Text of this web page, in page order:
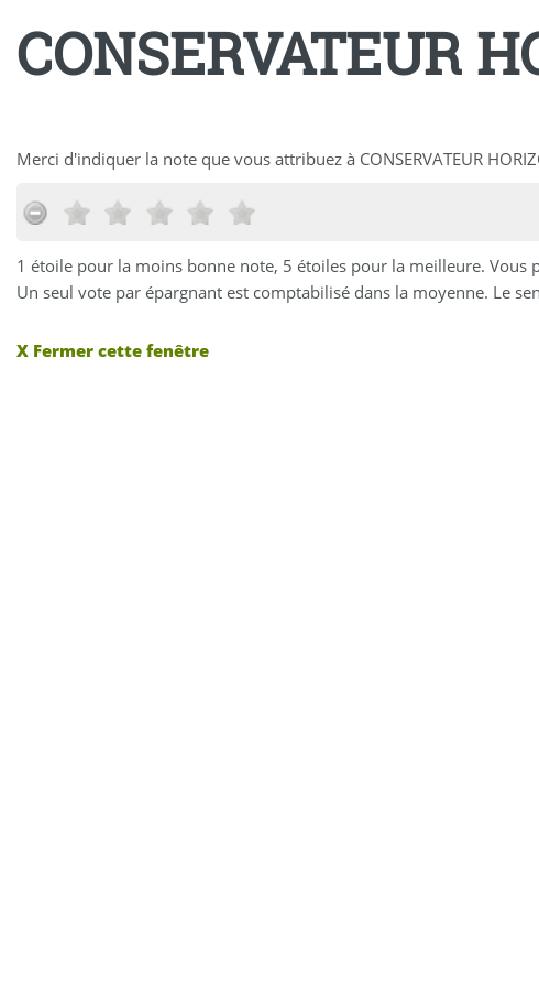
CONSERVATEUR
Merci d'indiquer la note que vous attribuez à CONSERVATEUR
1 étoile pour la moins bonne note, 5 étoiles pour la meilleure.
Un seul vote par épargnant est comptabilisé dans la moyenne. Le
X Fermer cette fenêtre